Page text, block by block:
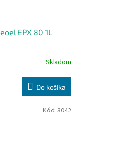
EPX 80 1L
Skladom
Do košíka
Kód: 3042